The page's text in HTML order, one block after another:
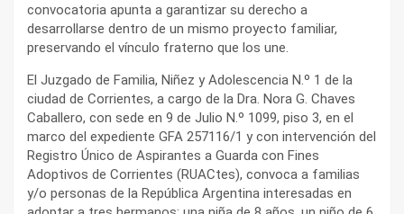
convocatoria apunta a garantizar su derecho a
desarrollarse dentro de un mismo proyecto familiar,
preservando el vínculo fraterno que los une.
El Juzgado de Familia, Niñez y Adolescencia N.º 1 de la
ciudad de Corrientes, a cargo de la Dra. Nora G. Chaves
Caballero, con sede en 9 de Julio N.º 1099, piso 3, en el
marco del expediente GFA 257116/1 y con intervención del
Registro Único de Aspirantes a Guarda con Fines
Adoptivos de Corrientes (RUACtes), convoca a familias
y/o personas de la República Argentina interesadas en